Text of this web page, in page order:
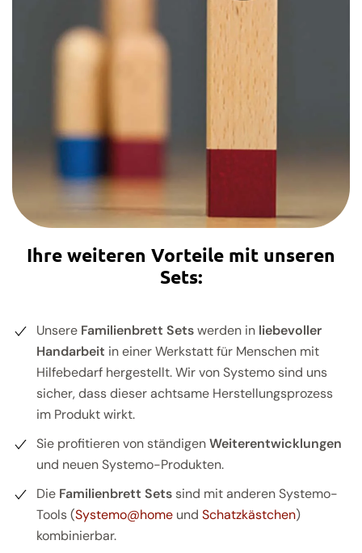
Ihre weiteren Vorteile mit unseren
Sets:
Unsere Familienbrett Setswerden in liebevoller
Handarbeit in einer Werkstatt für Menschen mit
Hilfebedarf hergestellt. Wir von Systemo sind uns
sicher, dass dieser achtsame Herstellungsprozess
im Produkt wirkt.
Sie profitieren von ständigenWeiterentwicklungen
und neuen Systemo-Produkten.
Die Familienbrett Sets sind mit anderen Systemo-
Tools (Systemo@home und Schatzkästchen)
kombinierbar.